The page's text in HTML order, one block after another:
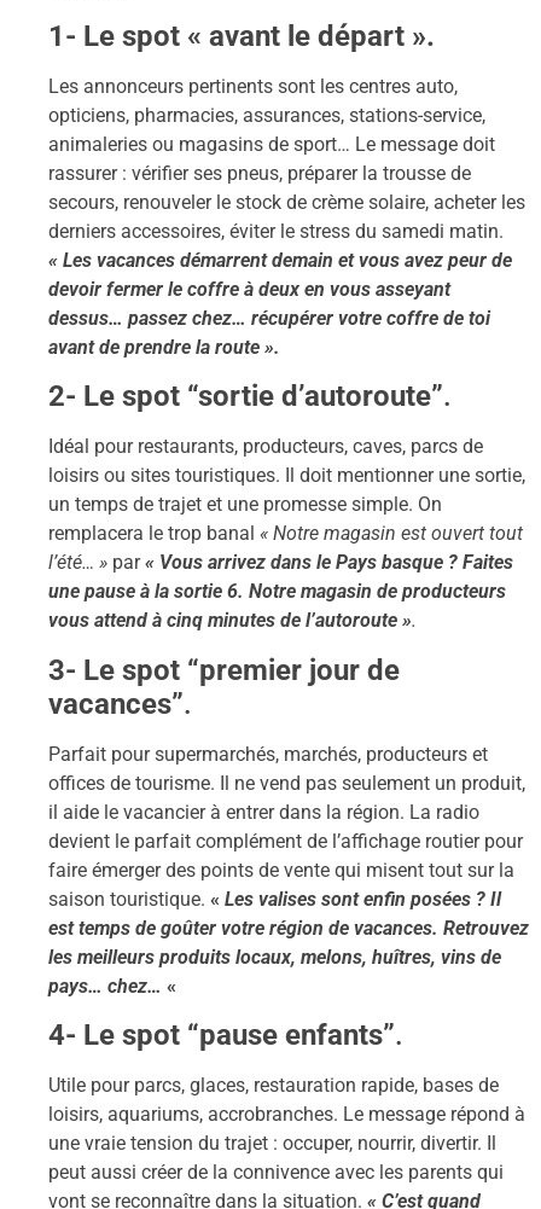
1- Le spot « avant le départ ».
Les annonceurs pertinents sont les centres auto,
opticiens, pharmacies, assurances, stations-service,
animaleries ou magasins de sport… Le message doit
rassurer : vérifier ses pneus, préparer la trousse de
secours, renouveler le stock de crème solaire, acheter les
derniers accessoires, éviter le stress du samedi matin.
« Les vacances démarrent demain et vous avez peur de
devoir fermer le coffre à deux en vous asseyant
dessus… passez chez… récupérer votre coffre de toi
avant de prendre la route ».
2- Le spot “sortie d’autoroute”.
Idéal pour restaurants, producteurs, caves, parcs de
loisirs ou sites touristiques. Il doit mentionner une sortie,
un temps de trajet et une promesse simple. On
remplacera le trop banal « Notre magasin est ouvert tout
l’été… » par« Vous arrivez dans le Pays basque ? Faites
une pause à la sortie 6. Notre magasin de producteurs
vous attend à cinq minutes de l’autoroute ».
3- Le spot “premier jour de
vacances”.
Parfait pour supermarchés, marchés, producteurs et
offices de tourisme. Il ne vend pas seulement un produit,
il aide le vacancier à entrer dans la région. La radio
devient le parfait complément de l’affichage routier pour
faire émerger des points de vente qui misent tout sur la
saison touristique. « Les valises sont enfin posées ? Il
est temps de goûter votre région de vacances. Retrouvez
les meilleurs produits locaux, melons, huîtres, vins de
pays… chez… «
4- Le spot “pause enfants”.
Utile pour parcs, glaces, restauration rapide, bases de
loisirs, aquariums, accrobranches. Le message répond à
une vraie tension du trajet : occuper, nourrir, divertir. Il
peut aussi créer de la connivence avec les parents qui
vont se reconnaître dans la situation. « C’est quand